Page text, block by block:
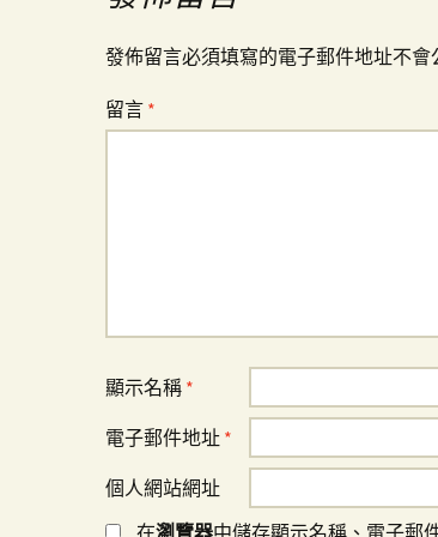
發佈留言必須填寫的電子郵件地址不會
留言 *
顯示名稱 *
電子郵件地址 *
個人網站網址
在瀏覽器中儲存顯示名稱、電子郵